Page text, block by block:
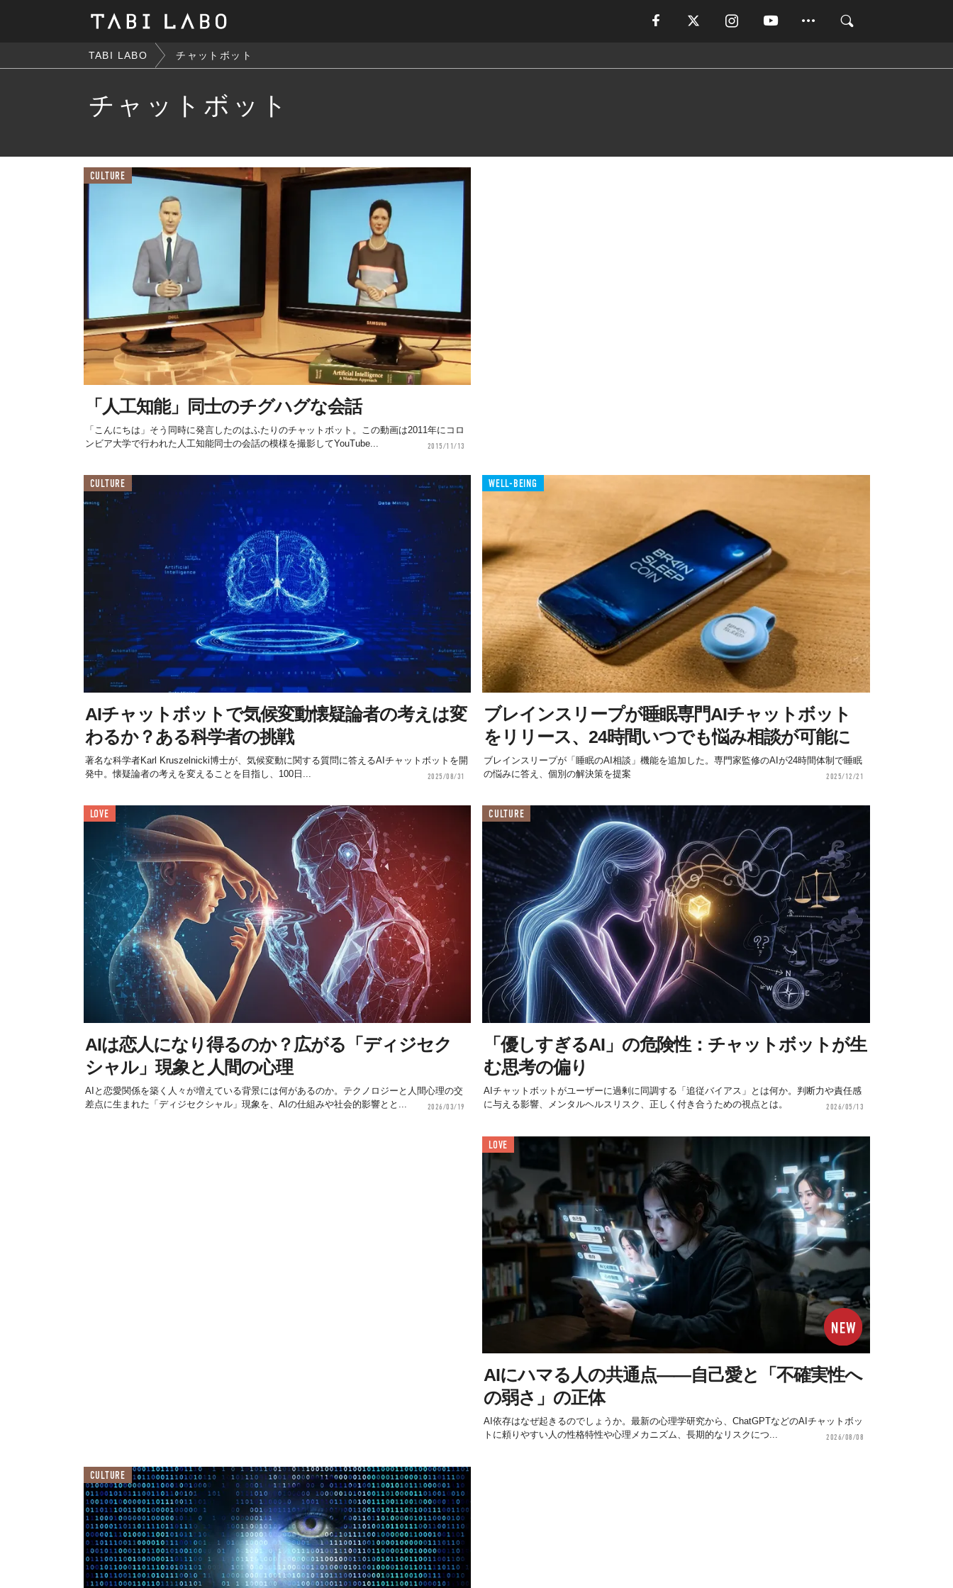
TABI LABO チャットボット
チャットボット
CULTURE
「人工知能」同士のチグハグな会話
「こんにちは」そう同時に発言したのはふたりのチャットボット。この動画は2011年にコロ
ンビア大学で行われた人工知能同士の会話の模様を撮影してYouTube...
2015/11/13
CULTURE
AIチャットボットで気候変動懐疑論者の考えは変
わるか？ある科学者の挑戦
著名な科学者Karl Kruszelnicki博士が、気候変動に関する質問に答えるAIチャットボットを開
発中。懐疑論者の考えを変えることを目指し、100日...
2025/08/31
WELL-BEING
ブレインスリープが睡眠専門AIチャットボット
をリリース、24時間いつでも悩み相談が可能に
ブレインスリープが「睡眠のAI相談」機能を追加した。専門家監修のAIが24時間体制で睡眠
の悩みに答え、個別の解決策を提案
2025/12/21
LOVE
AIは恋人になり得るのか？広がる「ディジセク
シャル」現象と人間の心理
AIと恋愛関係を築く人々が増えている背景には何があるのか。テクノロジーと人間心理の交
差点に生まれた「ディジセクシャル」現象を、AIの仕組みや社会的影響とと...
2026/03/19
CULTURE
「優しすぎるAI」の危険性：チャットボットが生
む思考の偏り
AIチャットボットがユーザーに過剰に同調する「追従バイアス」とは何か。判断力や責任感
に与える影響、メンタルヘルスリスク、正しく付き合うための視点とは。
2026/05/13
LOVE
AIにハマる人の共通点——自己愛と「不確実性へ
の弱さ」の正体
AI依存はなぜ起きるのでしょうか。最新の心理学研究から、ChatGPTなどのAIチャットボッ
トに頼りやすい人の性格特性や心理メカニズム、長期的なリスクにつ...
2026/08/08
CULTURE